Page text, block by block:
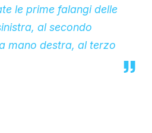
le prime falangi delle
al secondo
mano destra, al terzo